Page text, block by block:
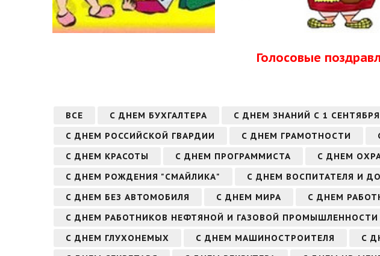
Голосовые
ВСЕ С ДНЕМ БУХГАЛТЕРА С ДНЕМ ЗНАНИЙ С 1 СЕНТЯБРЯ
С ДНЕМ РОССИЙСКОЙ ГВАРДИИ
С ДНЕМ ГРАМОТНОСТИ
С ДНЕМ КРАСОТЫ
С ДНЕМ ПРОГРАММИСТА С ДНЕМ
С ДНЕМ РОЖДЕНИЯ "СМАЙЛИКА"
С ДНЕМ ВОСПИТАТЕЛЯ И
С ДНЕМ БЕЗ АВТОМОБИЛЯ
С ДНЕМ МИРА С ДНЕМ
С ДНЕМ РАБОТНИКОВ НЕФТЯНОЙ И ГАЗОВОЙ ПРОМЫШЛЕННОСТИ
С ДНЕМ ГЛУХОНЕМЫХ
С ДНЕМ МАШИНОСТРОИТЕЛЯ С